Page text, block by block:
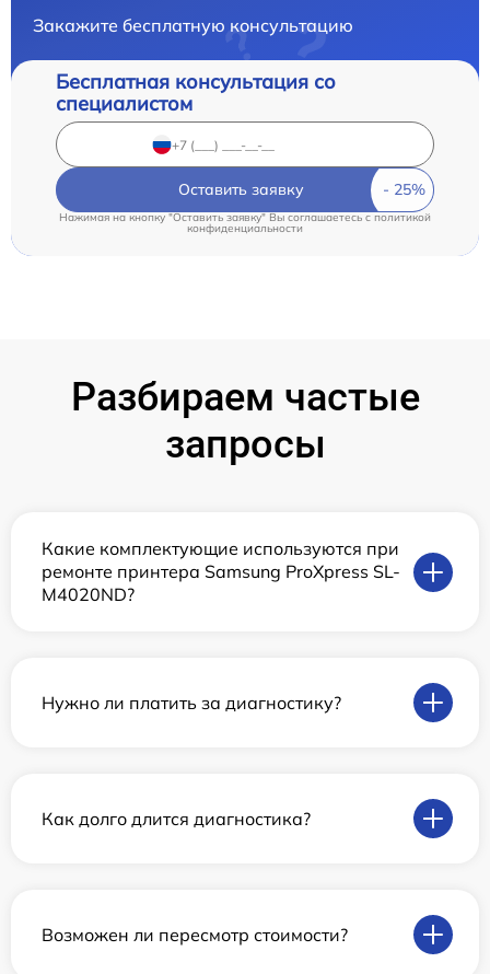
Закажите бесплатную консультацию
Бесплатная консультация со
специалистом
Оставить заявку
Нажимая на кнопку "Оставить заявку" Вы соглашаетесь c политикой
конфиденциальности
Разбираем частые
запросы
Какие комплектующие используются при
ремонте принтера Samsung ProXpress SL-
M4020ND?
Нужно ли платить за диагностику?
Как долго длится диагностика?
Возможен ли пересмотр стоимости?